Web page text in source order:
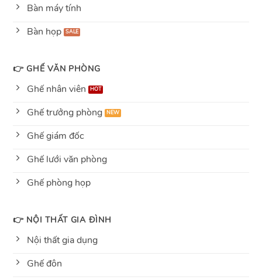
Bàn máy tính
Bàn họp
👉 GHẾ VĂN PHÒNG
Ghế nhân viên
Ghế trưởng phòng
Ghế giám đốc
Ghế lưới văn phòng
Ghế phòng họp
👉 NỘI THẤT GIA ĐÌNH
Nội thất gia dụng
Ghế đôn